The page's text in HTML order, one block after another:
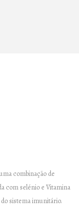
combinação de
com selénio e Vitamina
sistema imunitário.